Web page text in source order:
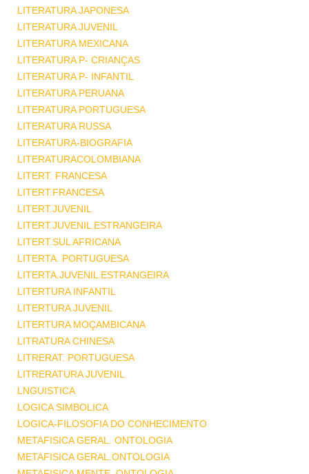
LITERATURA JAPONESA
LITERATURA JUVENIL
LITERATURA MEXICANA
LITERATURA P- CRIANÇAS
LITERATURA P- INFANTIL
LITERATURA PERUANA
LITERATURA PORTUGUESA
LITERATURA RUSSA
LITERATURA-BIOGRAFIA
LITERATURACOLOMBIANA
LITERT. FRANCESA
LITERT.FRANCESA
LITERT.JUVENIL
LITERT.JUVENIL ESTRANGEIRA
LITERT.SUL AFRICANA
LITERTA. PORTUGUESA
LITERTA.JUVENIL ESTRANGEIRA
LITERTURA INFANTIL
LITERTURA JUVENIL
LITERTURA MOÇAMBICANA
LITRATURA CHINESA
LITRERAT. PORTUGUESA
LITRERATURA JUVENIL
LNGUISTICA
LOGICA SIMBOLICA
LOGICA-FILOSOFIA DO CONHECIMENTO
METAFISICA GERAL. ONTOLOGIA
METAFISICA GERAL.ONTOLOGIA